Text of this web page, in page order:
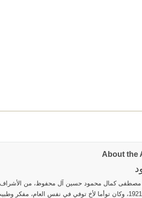
About the
كمال محمود حسين آل محفوظ، من الأشراف،
العابدين –- ولد عام 1921، وكان توأما لأخ توفي في نفس